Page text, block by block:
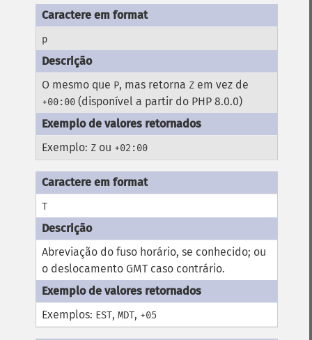
p
O mesmo que P, mas retorna Z em vez de
+00:00 (disponível a partir do PHP 8.0.0)
Exemplo: Z ou +02:00
T
Abreviação do fuso horário, se conhecido; ou
o deslocamento GMT caso contrário.
Exemplos: EST,MDT, +05